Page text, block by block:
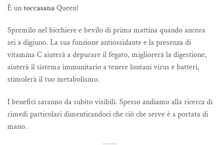
È untoccasanaQueen!
Spremilo nel bicchiere e bevilo di prima mattina quando ancora
sei a digiuno. La sua funzione antiossidante e la presenza di
vitamina C aiuterà a depurare il fegato, migliorerà la digestione,
aiuterà il sistema immunitario a tenere lontani virus e batteri,
stimolerà il tuo metabolismo.
I benefici saranno da subito visibili. Spesso andiamo alla ricerca di
rimedi particolari dimenticandoci che ciò che serve è a portata di
mano.